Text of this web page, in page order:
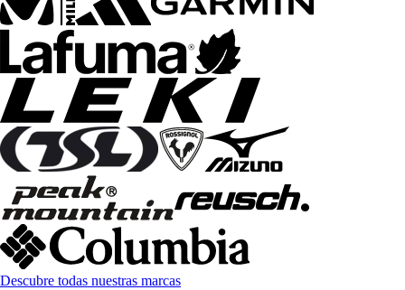
Descubre todas nuestras marcas